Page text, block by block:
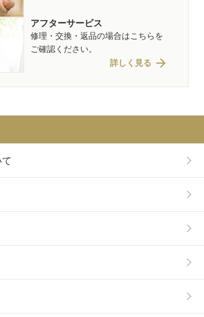
アフターサービス
修理・交換・返品の場合はこちらを
ご確認ください。
詳しく見る arrow_forward